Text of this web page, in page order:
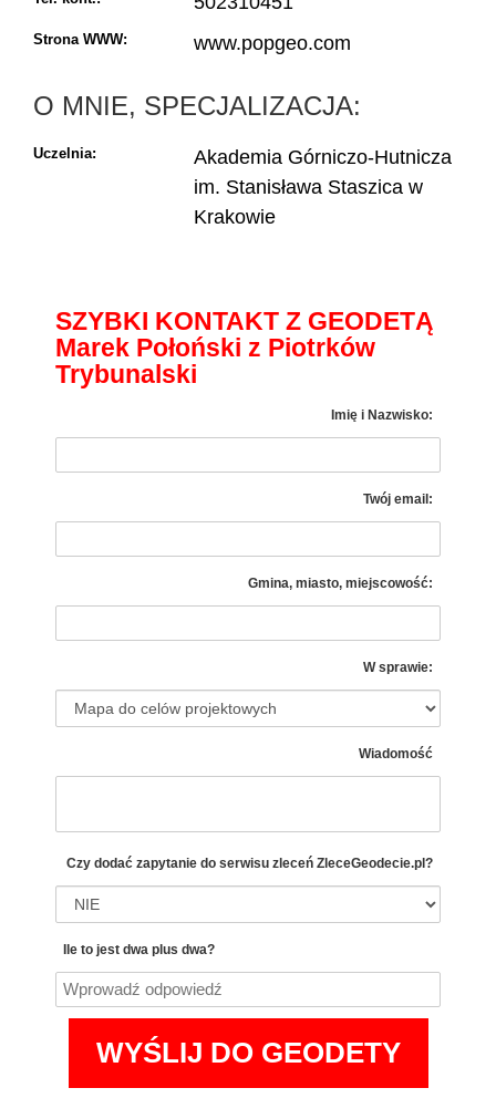
Strona WWW: www.popgeo.com
O MNIE, SPECJALIZACJA:
Uczelnia:
Akademia Górniczo-Hutnicza
im. Stanisława Staszica w
Krakowie
SZYBKI KONTAKT Z GEODETĄ
Marek Połoński z Piotrków
Trybunalski
Imię i Nazwisko:
Twój email:
Gmina, miasto, miejscowość:
W sprawie:
Wiadomość
Czy dodać zapytanie do serwisu zleceń ZleceGeodecie.pl?
Ile to jest dwa plus dwa?